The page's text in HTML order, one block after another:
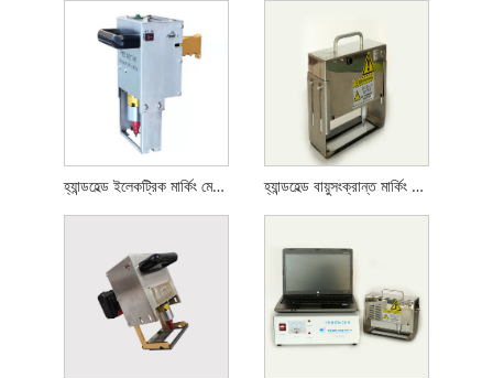
হ্যান্ডহেল্ড ইলেকট্রিক মার্কিং মেশিন হ্যান্ডহেল্ড বায়ুসংক্রান্ত মার্কিং মেশিন